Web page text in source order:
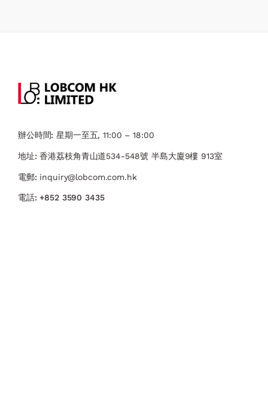
辦公時間: 星期一至五, 11:00 – 18:00
地址: 香港荔枝角青山道534-548號 ​半島大廈9樓 913室
電郵: inquiry@lobcom.com.hk
電話:+852 3590 3435